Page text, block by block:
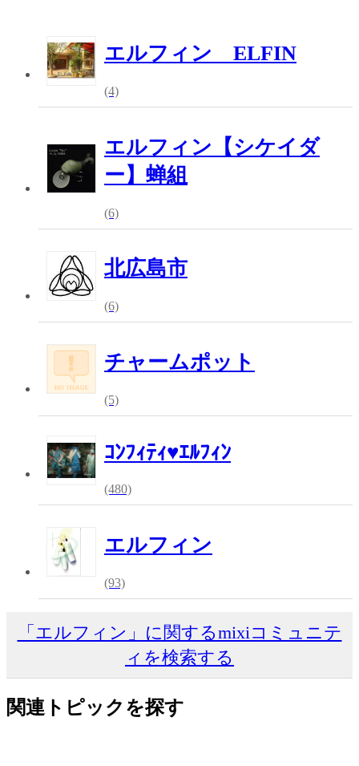
エルフィン ELFIN
(4)
エルフィン【シケイダ
ー】蝉組
(6)
北広島市
(6)
チャームポット
(5)
ｺﾝﾌｨﾃｨ♥ｴﾙﾌｨﾝ
(480)
エルフィン
(93)
「エルフィン」に関するmixiコミュニテ
ィを検索する
関連トピックを探す